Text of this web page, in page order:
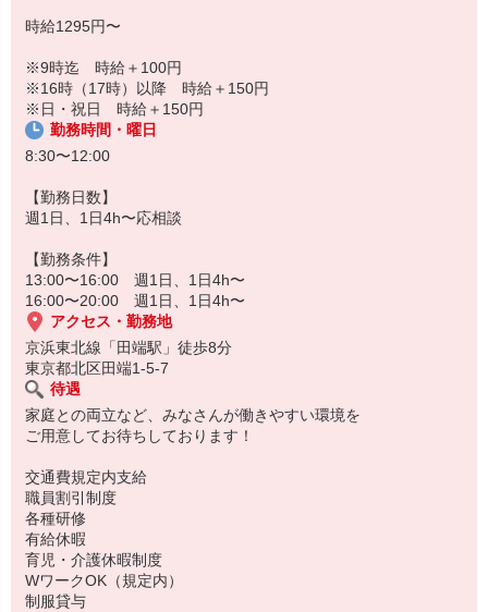
時給1295円〜
※9時迄 時給＋100円
※16時（17時）以降 時給＋150円
※日・祝日 時給＋150円
勤務時間・曜日
8:30〜12:00
【勤務日数】
週1日、1日4h〜応相談
【勤務条件】
13:00〜16:00 週1日、1日4h〜
16:00〜20:00 週1日、1日4h〜
アクセス・勤務地
京浜東北線「田端駅」徒歩8分
東京都北区田端1-5-7
待遇
家庭との両立など、みなさんが働きやすい環境を
ご用意してお待ちしております！
交通費規定内支給
職員割引制度
各種研修
有給休暇
育児・介護休暇制度
WワークOK（規定内）
制服貸与